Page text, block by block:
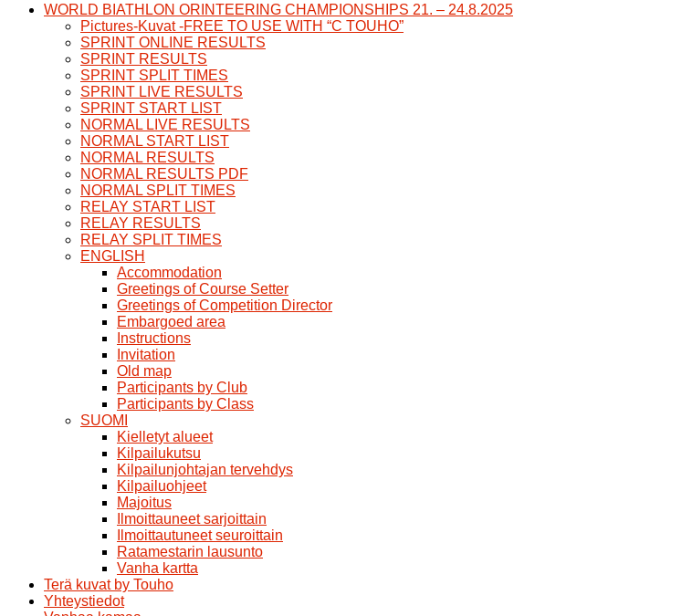
WORLD BIATHLON ORINTEERING CHAMPIONSHIPS 21. – 24.8.2025
Pictures-Kuvat -FREE TO USE WITH “C TOUHO”
SPRINT ONLINE RESULTS
SPRINT RESULTS
SPRINT SPLIT TIMES
SPRINT LIVE RESULTS
SPRINT START LIST
NORMAL LIVE RESULTS
NORMAL START LIST
NORMAL RESULTS
NORMAL RESULTS PDF
NORMAL SPLIT TIMES
RELAY START LIST
RELAY RESULTS
RELAY SPLIT TIMES
ENGLISH
Accommodation
Greetings of Course Setter
Greetings of Competition Director
Embargoed area
Instructions
Invitation
Old map
Participants by Club
Participants by Class
SUOMI
Kielletyt alueet
Kilpailukutsu
Kilpailunjohtajan tervehdys
Kilpailuohjeet
Majoitus
Ilmoittauneet sarjoittain
Ilmoittautuneet seuroittain
Ratamestarin lausunto
Vanha kartta
Terä kuvat by Touho
Yhteystiedot